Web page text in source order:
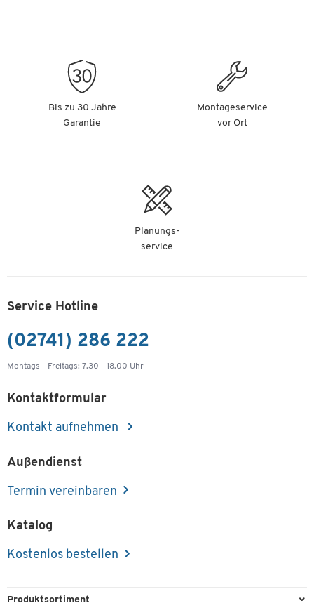
Bis zu 30 Jahre
Garantie
Montageservice
vor Ort
Planungs-
service
Service Hotline
(02741) 286 222
Montags - Freitags: 7.30 - 18.00 Uhr
Kontaktformular
Kontakt aufnehmen
Außendienst
Termin vereinbaren
Katalog
Kostenlos bestellen
Produktsortiment